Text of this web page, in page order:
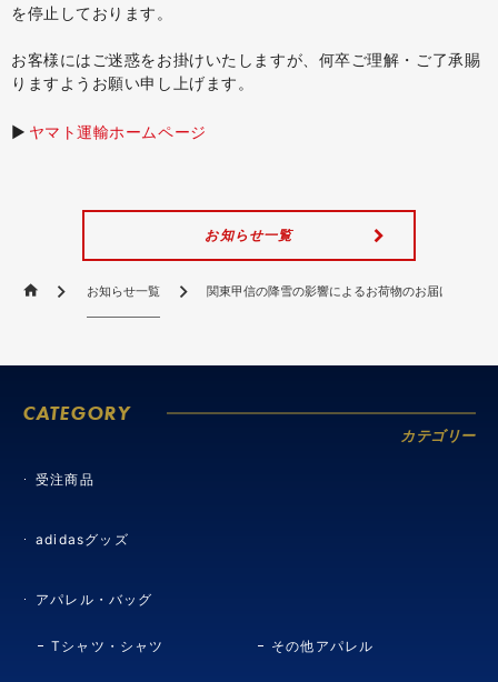
CATEGORY
カテゴリー
受注商品
adidasグッズ
アパレル・バッグ
Tシャツ・シャツ その他アパレル
を停止しております。
お客様にはご迷惑をお掛けいたしますが、何卒ご理解・ご了承賜
りますようお願い申し上げます。
▶︎ ヤマト運輸ホームページ
お知らせ一覧
お知らせ一覧 関東甲信の降雪の影響によるお荷物のお届けにつ